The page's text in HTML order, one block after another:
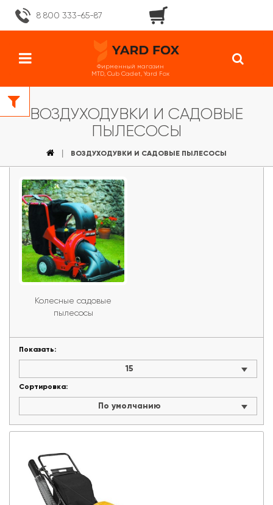
8 800 333-65-87
Фирменный магазин
MTD, Cub Cadet, Yard Fox
ВОЗДУХОДУВКИ И САДОВЫЕ
ПЫЛЕСОСЫ
ВОЗДУХОДУВКИ И САДОВЫЕ ПЫЛЕСОСЫ
Колесные садовые
пы­лесо­сы
Показать:
15
Сортировка:
По умолчанию